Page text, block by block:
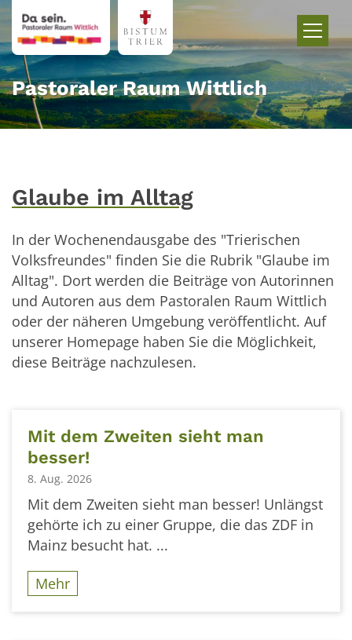
Zum Inhalt springen
Pastoraler Raum Wittlich
Glaube im Alltag
In der Wochenendausgabe des "Trierischen
Volksfreundes" finden Sie die Rubrik "Glaube im
Alltag". Dort werden die Beiträge von Autorinnen
und Autoren aus dem Pastoralen Raum Wittlich
oder der näheren Umgebung veröffentlicht. Auf
unserer Homepage haben Sie die Möglichkeit,
diese Beiträge nachzulesen.
Mit dem Zweiten sieht man
besser!
8. Aug. 2026
Mit dem Zweiten sieht man besser! Unlängst
gehörte ich zu einer Gruppe, die das ZDF in
Mainz besucht hat. ...
Mehr